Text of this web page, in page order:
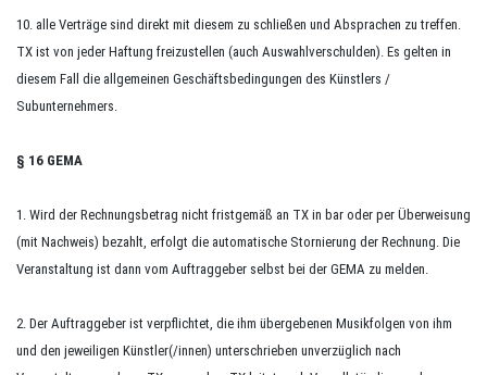
10. alle Verträge sind direkt mit diesem zu schließen und Absprachen zu treffen.
TX ist von jeder Haftung freizustellen (auch Auswahlverschulden). Es gelten in
diesem Fall die allgemeinen Geschäftsbedingungen des Künstlers /
Subunternehmers.
§ 16 GEMA
1. Wird der Rechnungsbetrag nicht fristgemäß an TX in bar oder per Überweisung
(mit Nachweis) bezahlt, erfolgt die automatische Stornierung der Rechnung. Die
Veranstaltung ist dann vom Auftraggeber selbst bei der GEMA zu melden.
2. Der Auftraggeber ist verpflichtet, die ihm übergebenen Musikfolgen von ihm
und den jeweiligen Künstler(/innen) unterschrieben unverzüglich nach